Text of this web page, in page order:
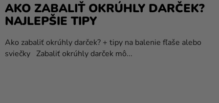
Párty
Blog
Kontakt
AKO ZABALIŤ OKRÚHLY DARČEK?
NAJLEPŠIE TIPY
Ako zabaliť okrúhly darček? + tipy na balenie fľaše alebo
sviečky Zabaliť okrúhly darček mô...